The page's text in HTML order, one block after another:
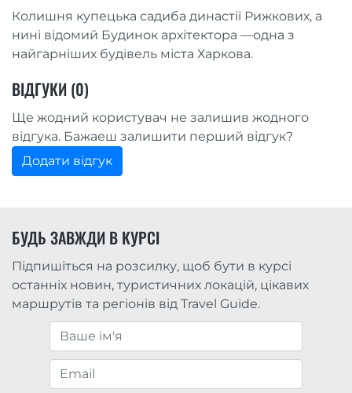
Колишня купецька садиба династії Рижкових, а
нині відомий Будинок архітектора —одна з
найгарніших будівель міста Харкова.
ВІДГУКИ (0)
Ще жодний користувач не залишив жодного
відгука. Бажаеш залишити перший відгук?
Додати відгук
БУДЬ ЗАВЖДИ В КУРСІ
Підпишіться на розсилку, щоб бути в курсі
останніх новин, туристичних локацій, цікавих
маршрутів та регіонів від Travel Guide.